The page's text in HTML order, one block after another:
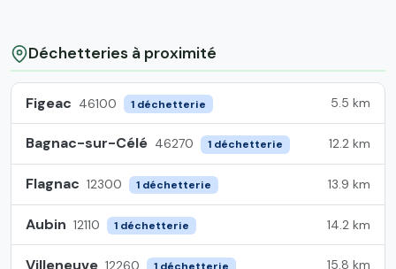
Déchetteries à proximité
Figeac 46100 1 déchetterie 5.5 km
Bagnac-sur-Célé 46270 1 déchetterie 12.2 km
Flagnac 12300 1 déchetterie 13.9 km
Aubin 12110 1 déchetterie 14.2 km
Villeneuve 12260 1 déchetterie 15.8 km